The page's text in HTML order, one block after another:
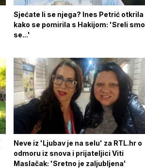
Sjećate li se njega? Ines Petrić otkrila
kako se pomirila s Hakijom: 'Sreli smo
se...'
Neve iz 'Ljubav je na selu' za RTL.hr o
odmoru iz snova i prijateljici Viti
Maslačak: 'Sretno je zaljubljena'